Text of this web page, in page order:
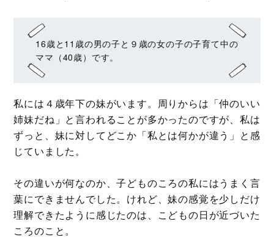
16歳と11歳の男の子と９歳の女の子の子育て中の
ママ（40歳）です。
私には４歳年下の妹がいます。周りからは「仲のいい
姉妹だね」と言われることが多かったのですが、私は
ずっと、妹に対してどこか「私とは何かが違う」と感
じていました。
その違いが何なのか、子どものころの私にはうまく言
葉にできませんでした。けれど、妹の感覚を少しだけ
理解できたように感じたのは、こどもの日が近づいた
ころのこと。